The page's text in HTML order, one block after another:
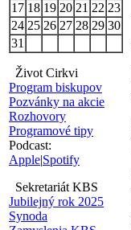
17 18 19 20 21 22 23
24 25 26 27 28 29 30
31
Život Cirkvi
Program biskupov
Pozvánky na akcie
Rozhovory
Programové tipy
Podcast:
Apple|Spotify
Sekretariát KBS
Jubilejný rok 2025
Synoda